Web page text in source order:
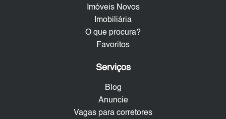
Imóveis Novos
Imobiliária
O que procura?
Favoritos
Serviços
Blog
Anuncie
Vagas para corretores